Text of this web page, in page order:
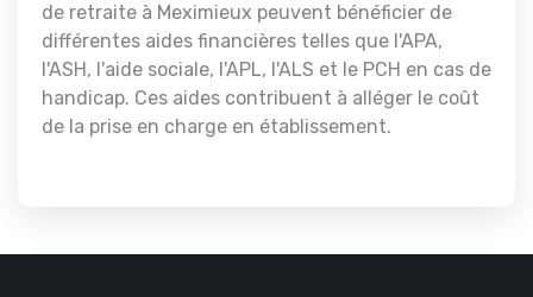
de retraite à Meximieux peuvent bénéficier de
différentes aides financières telles que l'APA,
l'ASH, l'aide sociale, l'APL, l'ALS et le PCH en cas de
handicap. Ces aides contribuent à alléger le coût
de la prise en charge en établissement.